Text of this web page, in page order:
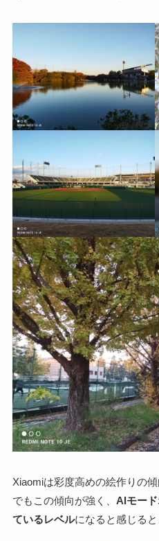
Xiaomiは彩度高めの絵作りの傾
でもこの傾向が強く、 AIモー
ているレベルになると感じると